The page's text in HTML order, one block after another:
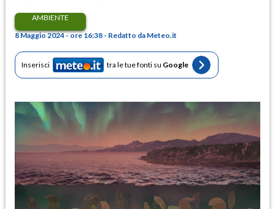
AMBIENTE
8 Maggio 2024 - ore 16:38 - Redatto da Meteo.it
Inserisci tra le tue fonti su Google